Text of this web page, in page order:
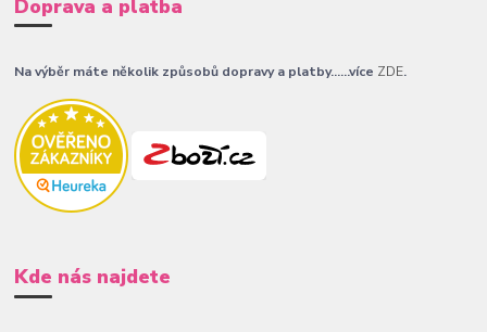
Doprava a platba
Na výběr máte několik způsobů dopravy a platby......více ZDE.
Kde nás najdete